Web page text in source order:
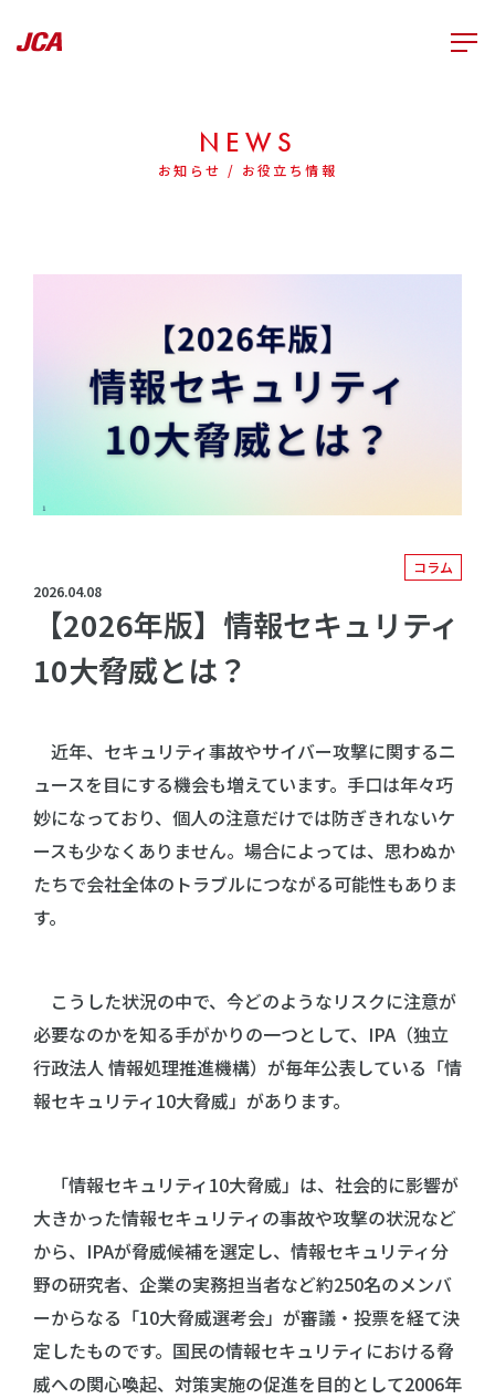
NEWS
お知らせ / お役立ち情報
コラム
2026.04.08
【2026年版】情報セキュリティ
10大脅威とは？
近年、セキュリティ事故やサイバー攻撃に関するニ
ュースを目にする機会も増えています。手口は年々巧
妙になっており、個人の注意だけでは防ぎきれないケ
ースも少なくありません。場合によっては、思わぬか
たちで会社全体のトラブルにつながる可能性もありま
す。
こうした状況の中で、今どのようなリスクに注意が
必要なのかを知る手がかりの一つとして、IPA（独立
行政法人 情報処理推進機構）が毎年公表している「情
報セキュリティ10大脅威」があります。
「情報セキュリティ10大脅威」は、社会的に影響が
大きかった情報セキュリティの事故や攻撃の状況など
から、IPAが脅威候補を選定し、情報セキュリティ分
野の研究者、企業の実務担当者など約250名のメンバ
ーからなる「10大脅威選考会」が審議・投票を経て決
定したものです。国民の情報セキュリティにおける脅
威への関心喚起、対策実施の促進を目的として2006年